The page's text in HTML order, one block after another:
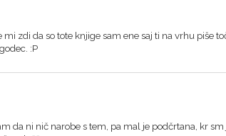
zdi da so tote knjige sam ene saj ti na vrhu piše
:P
da ni nič narobe s tem, pa mal je podčrtana, kr